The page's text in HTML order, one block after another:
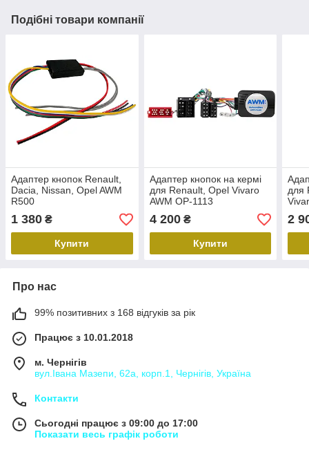
Подібні товари компанії
Адаптер кнопок Renault,
Dacia, Nissan, Opel AWM
R500
1 380 ₴
Купити
Адаптер кнопок на кермі
для Renault, Opel Vivaro
AWM OP-1113
4 200₴
Купити
для
OP-
2
Про нас
99% позитивних з 168 відгуків за рік
Працює з 10.01.2018
м. Чернігів
вул.Івана Мазепи, 62а, корп.1, Чернігів, Україна
Контакти
Сьогодні працює з 09:00 до 17:00
Показати весь графік роботи